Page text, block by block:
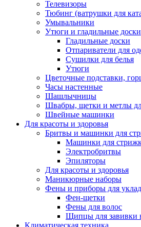
Телевизоры
Тюбинг (ватрушки для
Умывальники
Утюги и гладильные доски
Гладильные доски
Отпариватели для
Сушилки для белья
Утюги
Цветочные подставки,
Часы настенные
Шашлычницы
Швабры, щетки и метлы
Швейные машинки
Для красоты и здоровья
Бритвы и машинки для
Машинки для
Электробритвы
Эпиляторы
Для красоты и здоровья
Маникюрные наборы
Фены и приборы для
Фен-щетки
Фены для волос
Щипцы для завивки
Климатическая техника